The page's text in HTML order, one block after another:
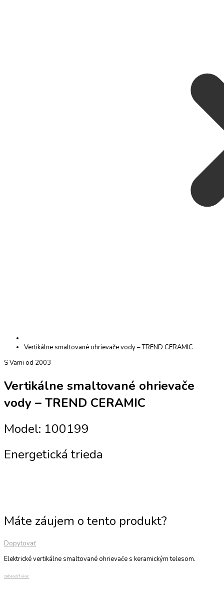
Vertikálne smaltované ohrievače vody – TREND CERAMIC
S Vami od 2003
Vertikálne smaltované ohrievače
vody – TREND CERAMIC
Model: 100199
Energetická trieda
Máte záujem o tento produkt?
Dopytovať
Elektrické vertikálne smaltované ohrievače s keramickým telesom.
zobraziť viac